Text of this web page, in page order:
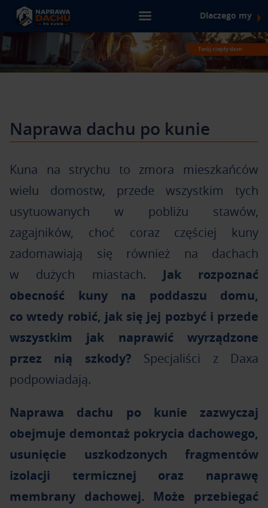
Dlaczego my ▶
Twój ciepły dom
Naprawa dachu po kunie
Kuna na strychu to zmora mieszkańców
wielu domostw, przede wszystkim tych
usytuowanych w pobliżu stawów,
zagajników, choć coraz częściej kuny
zadomawiają się również na dachach
w dużych miastach. Jak rozpoznać
obecność kuny na poddaszu domu,
co wtedy robić, jak się jej pozbyć i przede
wszystkim jak naprawić wyrządzone
przez nią szkody? Specjaliści z Daxa
podpowiadają.
Naprawa dachu po kunie zazwyczaj
obejmuje demontaż pokrycia dachowego,
usunięcie uszkodzonych fragmentów
izolacji termicznej oraz naprawę
membrany dachowej. Może przebiegać